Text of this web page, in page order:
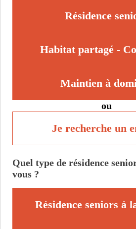
Résidence
Habitat partagé -
Maintien à
ou
Je recherche un
Quel type de résidence
vous ?
Résidence seniors à